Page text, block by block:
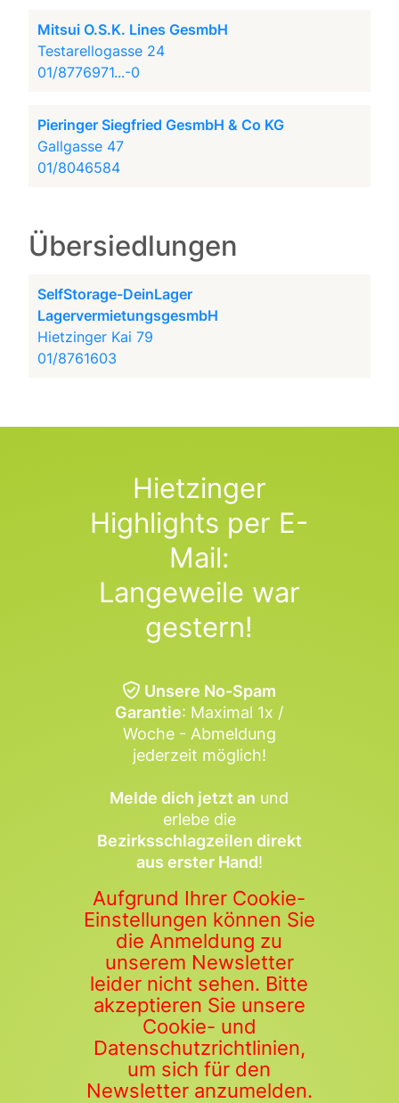
Mitsui O.S.K. Lines GesmbH
Testarellogasse 24
01/8776971...-0
Pieringer Siegfried GesmbH & Co KG
Gallgasse 47
01/8046584
Übersiedlungen
SelfStorage-DeinLager
LagervermietungsgesmbH
Hietzinger Kai 79
01/8761603
Hietzinger
Highlights per E-
Mail:
Langeweile war
gestern!
Unsere No-Spam
Garantie: Maximal 1x /
Woche - Abmeldung
jederzeit möglich!
Melde dich jetzt an und
erlebe die
Bezirksschlagzeilen direkt
aus erster Hand!
Aufgrund Ihrer Cookie-
Einstellungen können Sie
die Anmeldung zu
unserem Newsletter
leider nicht sehen. Bitte
akzeptieren Sie unsere
Cookie- und
Datenschutzrichtlinien,
um sich für den
Newsletter anzumelden.